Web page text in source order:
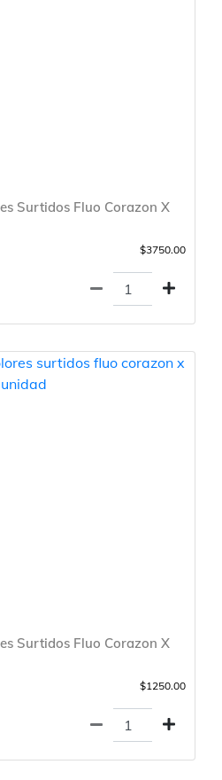
Surtidos Fluo Corazon X
$3750.00
Surtidos Fluo Corazon X
$1250.00